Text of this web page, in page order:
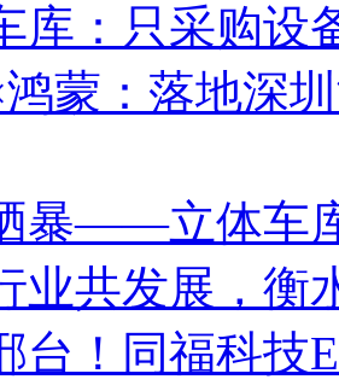
库：只采购设
蒙：落地深
暴——立体车
业共发展，衡
台！同福科技